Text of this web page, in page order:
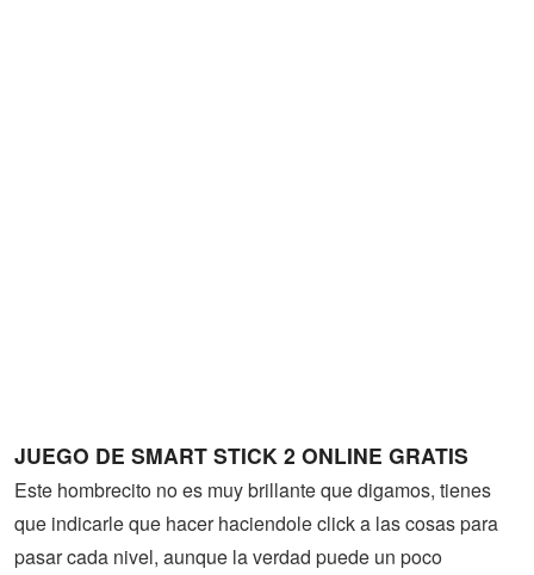
Animaciones
JUEGO DE SMART STICK 2 ONLINE GRATIS
Este hombrecito no es muy brillante que digamos, tienes
que indicarle que hacer haciendole click a las cosas para
pasar cada nivel, aunque la verdad puede un poco